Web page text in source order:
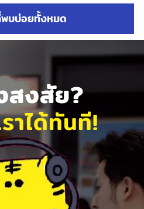
บบ่อยทั้งหมด
สงสัย?
าได้ทันที!